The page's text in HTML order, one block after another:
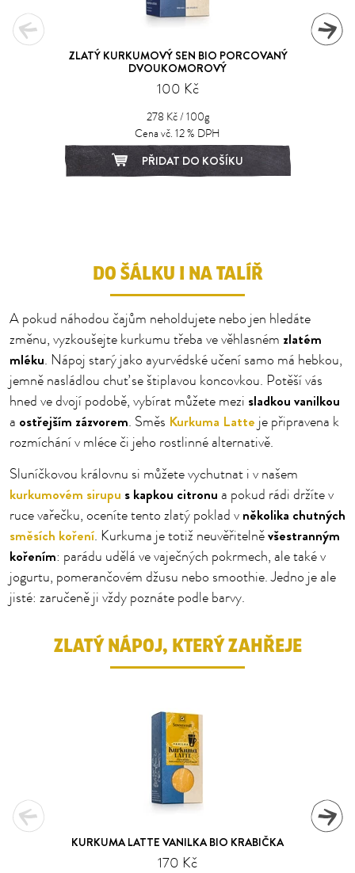
ZLATÝ KURKUMOVÝ SEN BIO PORCOVANÝ
DVOUKOMOROVÝ
100 Kč
278 Kč / 100g
Cena vč. 12 % DPH
PŘIDAT DO KOŠÍKU
DO ŠÁLKU I NA TALÍŘ
A pokud náhodou čajům neholdujete nebo jen hledáte
změnu, vyzkoušejte kurkumu třeba ve věhlasném zlatém
mléku. Nápoj starý jako ayurvédské učení samo má hebkou,
jemně nasládlou chuť se štiplavou koncovkou. Potěší vás
hned ve dvojí podobě, vybírat můžete mezi sladkou vanilkou
a ostřejším zázvorem. Směs Kurkuma Latte je připravena k
rozmíchání v mléce či jeho rostlinné alternativě.
Sluníčkovou královnu si můžete vychutnat i v našem
kurkumovém sirupu s kapkou citronu a pokud rádi držíte v
ruce vařečku, oceníte tento zlatý poklad v několika chutných
směsích koření. Kurkuma je totiž neuvěřitelněvšestranným
kořením: parádu udělá ve vaječných pokrmech, ale také v
jogurtu, pomerančovém džusu nebo smoothie. Jedno je ale
jisté: zaručeně ji vždy poznáte podle barvy.
ZLATÝ NÁPOJ, KTERÝ ZAHŘEJE
KURKUMA LATTE VANILKA BIO KRABIČKA
170 Kč